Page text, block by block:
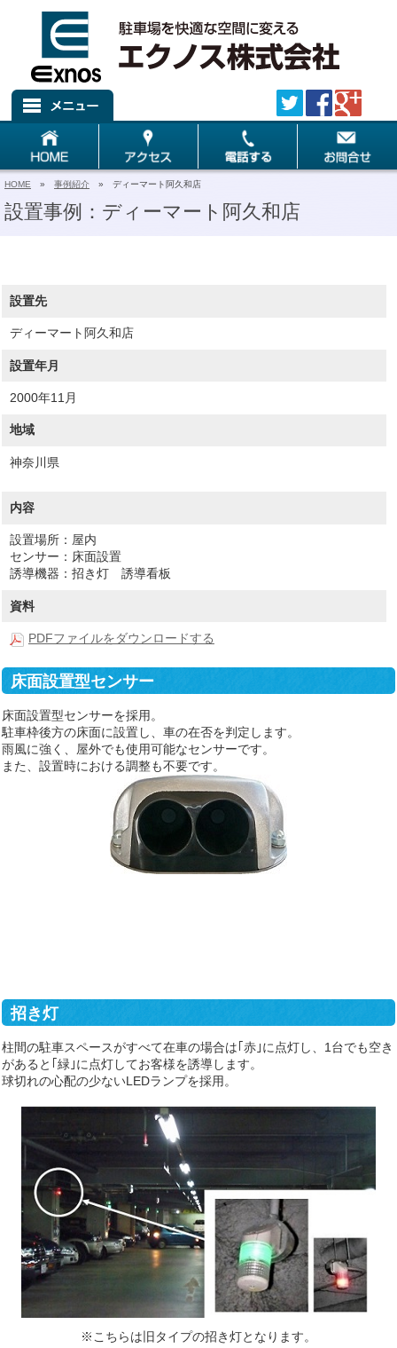
HOME » 事例紹介 » ディーマート阿久和店
設置事例：ディーマート阿久和店
設置先
ディーマート阿久和店
設置年月
2000年11月
地域
神奈川県
内容
設置場所：屋内
センサー：床面設置
誘導機器：招き灯 誘導看板
資料
PDFファイルをダウンロードする
床面設置型センサー
床面設置型センサーを採用。
駐車枠後方の床面に設置し、車の在否を判定します。
雨風に強く、屋外でも使用可能なセンサーです。
また、設置時における調整も不要です。
招き灯
柱間の駐車スペースがすべて在車の場合は｢赤｣に点灯し、1台でも空き
があると｢緑｣に点灯してお客様を誘導します。
球切れの心配の少ないLEDランプを採用。
※こちらは旧タイプの招き灯となります。